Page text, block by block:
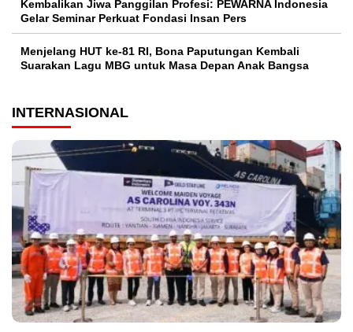
Kembalikan Jiwa Panggilan Profesi: PEWARNA Indonesia
Gelar Seminar Perkuat Fondasi Insan Pers
Menjelang HUT ke-81 RI, Bona Paputungan Kembali
Suarakan Lagu MBG untuk Masa Depan Anak Bangsa
INTERNASIONAL